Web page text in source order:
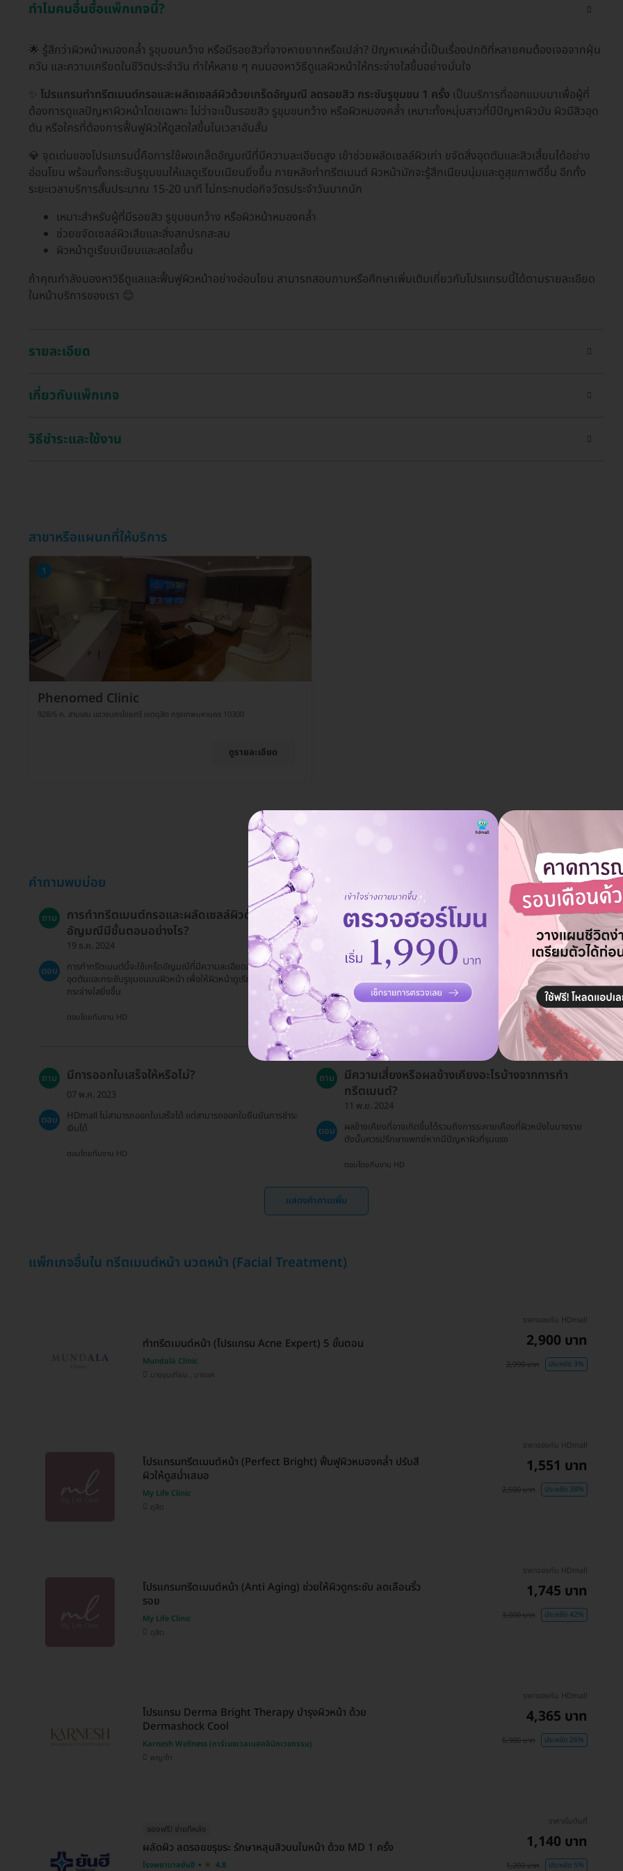
ทำไมคนอื่นซื้อแพ็กเกจนี้?
🌟 รู้สึกว่าผิวหน้าหมองคล้ำ รูขุมขนกว้าง หรือมีรอยสิวที่จางหายยากหรือเปล่า? ปัญหาเหล่านี้เป็นเรื่องปกติที่หลายคนต้องเจอจากฝุ่น
ควัน และความเครียดในชีวิตประจำวัน ทำให้หลาย ๆ คนมองหาวิธีดูแลผิวหน้าให้กระจ่างใสขึ้นอย่างมั่นใจ
โปรแกรมทำทรีตเมนต์กรอและผลัดเซลล์ผิวด้วยเกร็ดอัญมณี ลดรอยสิว กระชับรูขุมขน 1 ครั้ง เป็นบริการที่ออกแบบมาเพื่อผู้ที่
ต้องการดูแลปัญหาผิวหน้าโดยเฉพาะ ไม่ว่าจะเป็นรอยสิว รูขุมขนกว้าง หรือผิวหมองคล้ำ เหมาะทั้งหนุ่มสาวที่มีปัญหาผิวมัน ผิวมีสิวอุด
ตัน หรือใครที่ต้องการฟื้นฟูผิวให้ดูสดใสขึ้นในเวลาอันสั้น
💎 จุดเด่นของโปรแกรมนี้คือการใช้ผงเกล็ดอัญมณีที่มีความละเอียดสูง เข้าช่วยผลัดเซลล์ผิวเก่า ขจัดสิ่งอุดตันและสิวเสี้ยนได้อย่าง
อ่อนโยน พร้อมทั้งกระชับรูขุมขนให้แลดูเรียบเนียนยิ่งขึ้น ภายหลังทำทรีตเมนต์ ผิวหน้ามักจะรู้สึกเนียนนุ่มและดูสุขภาพดีขึ้น อีกทั้ง
ระยะเวลาบริการสั้นประมาณ 15-20 นาที ไม่กระทบต่อกิจวัตรประจำวันมากนัก
เหมาะสำหรับผู้ที่มีรอยสิว รูขุมขนกว้าง หรือผิวหน้าหมองคล้ำ
ช่วยขจัดเซลล์ผิวเสียและสิ่งสกปรกสะสม
ผิวหน้าดูเรียบเนียนและสดใสขึ้น
ถ้าคุณกำลังมองหาวิธีดูแลและฟื้นฟูผิวหน้าอย่างอ่อนโยน สามารถสอบถามหรือศึกษาเพิ่มเติมเกี่ยวกับโปรแกรมนี้ได้ตามรายละเอียด
ในหน้าบริการของเรา 😊
รายละเอียด
เกี่ยวกับแพ็กเกจ
วิธีชำระและใช้งาน
สาขาหรือแผนกที่ให้บริการ
1
Phenomed Clinic
928/6 ถ. สามเสน แขวงนครไชยศรี เขตดุสิต กรุงเทพมหานคร 10300
ดูรายละเอียด
คำถามพบบ่อย
ถาม
การทำทรีตเมนต์กรอและผลัดเซลล์ผิวด้วยเกร็ด
อัญมณีมีขั้นตอนอย่างไร?
19 ธ.ค. 2024
ตอบ
การทำทรีตเมนต์นี้จะใช้เกร็ดอัญมณีที่มีความละเอียดสูงในการขจัดสิ่ง
อุดตันและกระชับรูขุมขนบนผิวหน้า เพื่อให้ผิวหน้าดูเรียบเนียนและ
กระจ่างใสยิ่งขึ้น
ตอบโดยทีมงาน HD
ควรเตรียมตัวอย่างไรบ้างก่อนทำทรีตเมนต์?
ควรหลีกเลี่ยงการใช้ผลิตภัณฑ์ที่มีส่วนผสมของกรดหรือสารที่ทำให้
เกิดการระคายเคืองผิวในวันก่อนทำทรีตเมนต์
ตอบโดยทีมงาน HD
ถาม มีการออกใบเสร็จให้หรือไม่?
07 พ.ค. 2023
ตอบ
HDmall ไม่สามารถออกใบเสร็จได้ แต่สามารถออกใบยืนยันการชำระ
เงินได้
ตอบโดยทีมงาน HD
ถาม
มีความเสี่ยงหรือผลข้างเคียงอะไรบ้างจากการทำ
ทรีตเมนต์?
11 พ.ย. 2024
ตอบ
ผลข้างเคียงที่อาจเกิดขึ้นได้รวมถึงการระคายเคืองที่ผิวหนังในบางราย
ดังนั้นควรปรึกษาแพทย์หากมีปัญหาผิวที่รุนแรง
ตอบโดยทีมงาน HD
แสดงคำถามเพิ่ม
แพ็กเกจอื่นใน ทรีตเมนต์หน้า นวดหน้า (Facial Treatment)
ทำทรีตเมนต์หน้า (โปรแกรม Acne Expert) 5 ขั้นตอน
Mundala Clinic
บางขุนเทียน , บางแค
ราคาจองกับ HDmall
2,900 บาท
2,990 บาท ประหยัด 3%
โปรแกรมทรีตเมนต์หน้า (Perfect Bright) ฟื้นฟูผิวหมองคล้ำ ปรับสี
ผิวให้ดูสม่ำเสมอ
My Life Clinic
ดุสิต
ราคาจองกับ HDmall
1,551 บาท
2,500 บาท ประหยัด 38%
โปรแกรมทรีตเมนต์หน้า (Anti Aging) ช่วยให้ผิวดูกระชับ ลดเลือนริ้ว
รอย
My Life Clinic
ดุสิต
ราคาจองกับ HDmall
1,745 บาท
3,000 บาท ประหยัด 42%
โปรแกรม Derma Bright Therapy บำรุงผิวหน้า ด้วย
Dermashock Cool
Karnesh Wellness (การ์เนชเวลเนสคลินิกเวชกรรม)
พญาไท
ราคาจองกับ HDmall
4,365 บาท
5,900 บาท ประหยัด 26%
จองฟรี! จ่ายทีหลัง
ผลัดผิว ลดรอยขรุขระ รักษาหลุมสิวบนใบหน้า ด้วย MD 1 ครั้ง
โรงพยาบาลยันฮี 4.8
ราคาเริ่มต้นที่
1,140 บาท
1,200 บาท ประหยัด 5%